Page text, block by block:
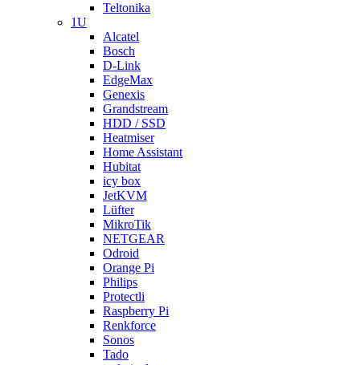
Teltonika
1U
Alcatel
Bosch
D-Link
EdgeMax
Genexis
Grandstream
HDD / SSD
Heatmiser
Home Assistant
Hubitat
icy box
JetKVM
Lüfter
MikroTik
NETGEAR
Odroid
Orange Pi
Philips
Protectli
Raspberry Pi
Renkforce
Sonos
Tado